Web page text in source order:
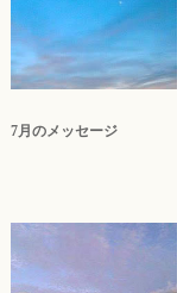
7月のメッセージ